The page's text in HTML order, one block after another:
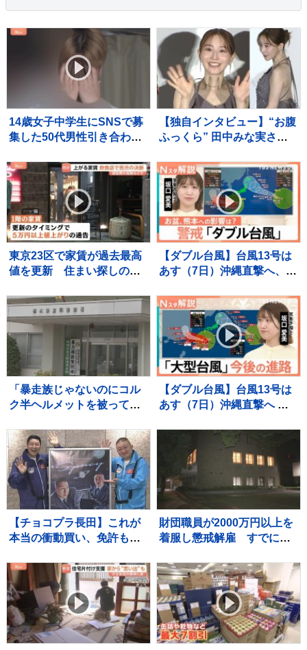
14歳女子中学生にSNSで募
集した50代男性引き合わせ
い 無職の男（35）を逮
捕 少女に“パパ活”斡旋繰
り返したか 警視庁
【独自インタビュー】“お腹
ふっくら” 田中みな実さ
“プライベートな時間” は？
東京23区で家賃が過去最高
値を更新 住まい探しの苦
苦渋の決断も…
【ダブル台風】台風13号は
あす（7日）沖縄直撃へ、台
本～東日本に接近するおそ
れ【Nスタ解説】
「暴走族じゃないのにコル
ク半ヘルメットを被って
少年らと父親を傷害の疑い
で逮捕
【ダブル台風】台風13号は
あす（7日）沖縄直撃へ 熊
いつ？どこに接近？【Nス
タ解説】
【チョコプラ長田】これが
本当の衝動買い、免許も無
終わりに立ち寄ったバイク
屋で
財団職員が2000万円以上を
着服し懲戒解雇 すでに全